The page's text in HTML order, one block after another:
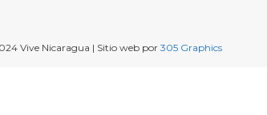
Vive Nicaragua | Sitio web por 305 Graphics